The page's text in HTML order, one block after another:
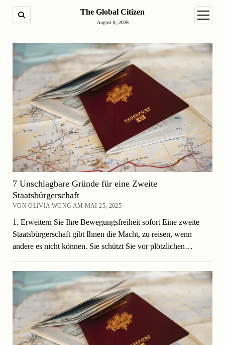
The Global Citizen
August 8, 2026
Menü
7 Unschlagbare Gründe für eine Zweite
Staatsbürgerschaft
VON OLIVIA WONG AM MAI 25, 2025
1. Erweitern Sie Ihre Bewegungsfreiheit sofort Eine zweite
Staatsbürgerschaft gibt Ihnen die Macht, zu reisen, wenn
andere es nicht können. Sie schützt Sie vor plötzlichen…